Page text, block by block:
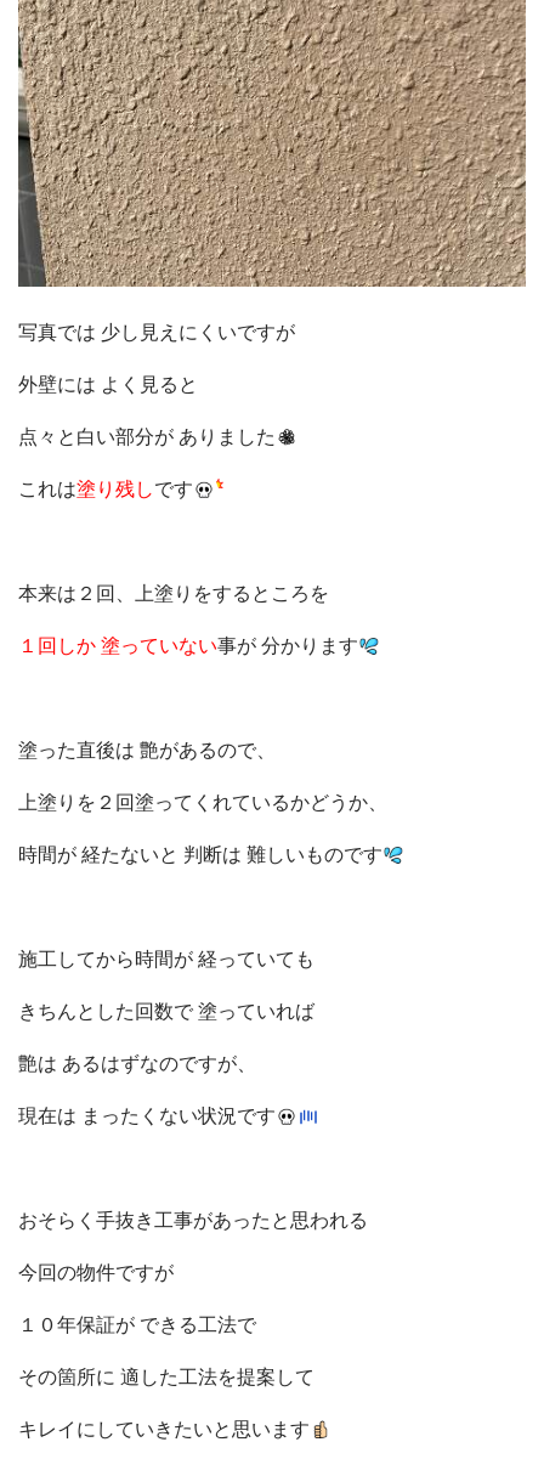
写真では 少し見えにくいですが
外壁には よく見ると
点々と白い部分が ありました
これは塗り残しです
本来は２回、上塗りをするところを
１回しか 塗っていない事が 分かります
塗った直後は 艶があるので、
上塗りを２回塗ってくれているかどうか、
時間が 経たないと 判断は 難しいものです
施工してから時間が 経っていても
きちんとした回数で 塗っていれば
艶は あるはずなのですが、
現在は まったくない状況です
おそらく手抜き工事があったと思われる
今回の物件ですが
１０年保証が できる工法で
その箇所に 適した工法を提案して
キレイにしていきたいと思います